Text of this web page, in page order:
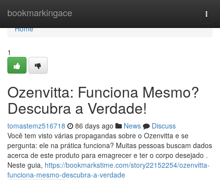
bookmarkingace
Home
Home
1
Ozenvitta: Funciona Mesmo?
Descubra a Verdade!
tomastemz516718 86 days ago News
Discuss
Você tem visto várias propagandas sobre o Ozenvitta e se
pergunta: ele na prática funciona? Muitas pessoas buscam dados
acerca de este produto para emagrecer e ter o corpo desejado .
Neste guia, https://bookmarkstime.com/story22152254/ozenvitta-
funciona-mesmo-descubra-a-verdade